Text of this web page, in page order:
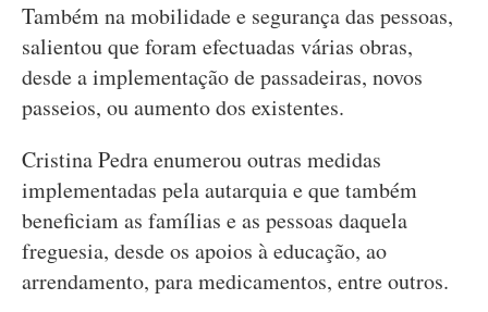
Também na mobilidade e segurança das pessoas,
salientou que foram efectuadas várias obras,
desde a implementação de passadeiras, novos
passeios, ou aumento dos existentes.
Cristina Pedra enumerou outras medidas
implementadas pela autarquia e que também
beneficiam as famílias e as pessoas daquela
freguesia, desde os apoios à educação, ao
arrendamento, para medicamentos, entre outros.